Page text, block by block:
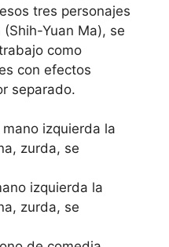
tres personajes
Yuan Ma), se
como
con efectos
separado.
izquierda la
zurda, se